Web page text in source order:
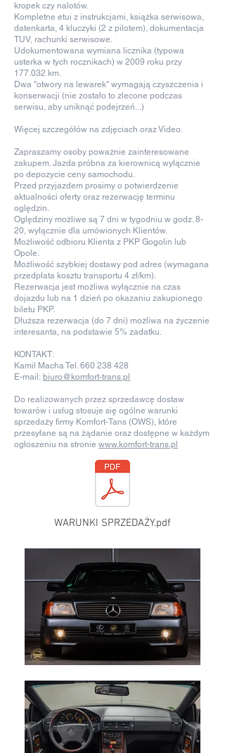
kropek czy nalotów.
Kompletne etui z instrukcjami, książka serwisowa,
datenkarta, 4 kluczyki (2 z pilotem), dokumentacja
TUV, rachunki serwisowe.
Udokumentowana wymiana licznika (typowa
usterka w tych rocznikach) w 2009 roku przy
177.032 km.
Dwa "otwory na lewarek" wymagają czyszczenia i
konserwacji (nie zostało to zlecone podczas
serwisu, aby uniknąć podejrzeń...)
Więcej szczegółów na zdjęciach oraz Video.
Zapraszamy osoby poważnie zainteresowane
zakupem. Jazda próbna za kierownicą wyłącznie
po depozycie ceny samochodu.
Przed przyjazdem prosimy o potwierdzenie
aktualności oferty oraz rezerwację terminu
oględzin.
Oględziny możliwe są 7 dni w tygodniu w godz. 8-
20, wyłącznie dla umówionych Klientów.
Możliwość odbioru Klienta z PKP Gogolin lub
Opole.
Możliwość szybkiej dostawy pod adres (wymagana
przedpłata kosztu transportu 4 zł/km).
Rezerwacja jest możliwa wyłącznie na czas
dojazdu lub na 1 dzień po okazaniu zakupionego
biletu PKP.
Dłuższa rezerwacja (do 7 dni) możliwa na życzenie
interesanta, na podstawie 5% zadatku.
KONTAKT:
Kamil Macha Tel.660 238 428
E-mail: biuro@komfort-trans.pl
Do realizowanych przez sprzedawcę dostaw
towarów i usług stosuje się ogólne warunki
sprzedaży firmy Komfort-Tans (OWS), które
przesyłane są na żądanie oraz dostępne w każdym
ogłoszeniu na stronie www.komfort-trans.pl
WARUNKI SPRZEDAŻY.pdf